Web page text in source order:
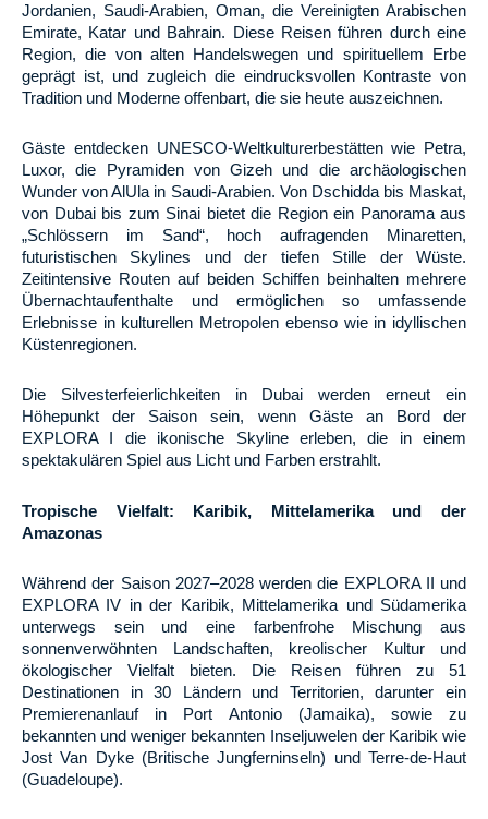
Jordanien, Saudi-Arabien, Oman, die Vereinigten Arabischen
Emirate, Katar und Bahrain. Diese Reisen führen durch eine
Region, die von alten Handelswegen und spirituellem Erbe
geprägt ist, und zugleich die eindrucksvollen Kontraste von
Tradition und Moderne offenbart, die sie heute auszeichnen.
Gäste entdecken UNESCO-Weltkulturerbestätten wie Petra,
Luxor, die Pyramiden von Gizeh und die archäologischen
Wunder von AlUla in Saudi-Arabien. Von Dschidda bis Maskat,
von Dubai bis zum Sinai bietet die Region ein Panorama aus
„Schlössern im Sand“, hoch aufragenden Minaretten,
futuristischen Skylines und der tiefen Stille der Wüste.
Zeitintensive Routen auf beiden Schiffen beinhalten mehrere
Übernachtaufenthalte und ermöglichen so umfassende
Erlebnisse in kulturellen Metropolen ebenso wie in idyllischen
Küstenregionen.
Die Silvesterfeierlichkeiten in Dubai werden erneut ein
Höhepunkt der Saison sein, wenn Gäste an Bord der
EXPLORA I die ikonische Skyline erleben, die in einem
spektakulären Spiel aus Licht und Farben erstrahlt.
Tropische Vielfalt: Karibik, Mittelamerika und der
Amazonas
Während der Saison 2027–2028 werden die EXPLORA II und
EXPLORA IV in der Karibik, Mittelamerika und Südamerika
unterwegs sein und eine farbenfrohe Mischung aus
sonnenverwöhnten Landschaften, kreolischer Kultur und
ökologischer Vielfalt bieten. Die Reisen führen zu 51
Destinationen in 30 Ländern und Territorien, darunter ein
Premierenanlauf in Port Antonio (Jamaika), sowie zu
bekannten und weniger bekannten Inseljuwelen der Karibik wie
Jost Van Dyke (Britische Jungferninseln) und Terre-de-Haut
(Guadeloupe).